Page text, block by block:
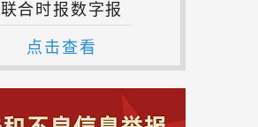
联合时报数字报
点击查看